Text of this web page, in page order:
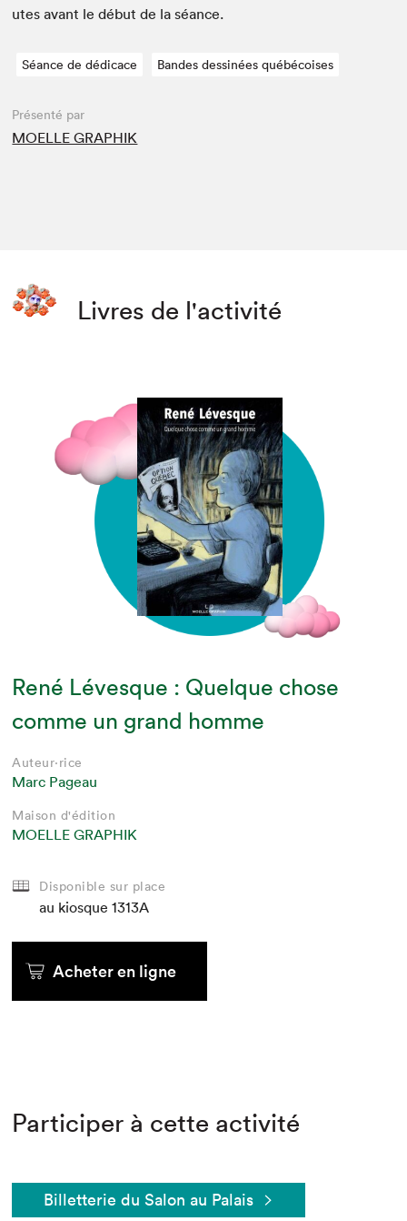
utes avant le début de la séance.
Séance de dédicace Bandes dessinées québécoises
Présenté par
MOELLE GRAPHIK
Livres de l'activité
René Lévesque : Quelque chose
comme un grand homme
Auteur·rice
Marc Pageau
Maison d'édition
MOELLE GRAPHIK
Disponible sur place
au kiosque 1313A
Acheter en ligne
Participer à cette activité
Billetterie du Salon au Palais